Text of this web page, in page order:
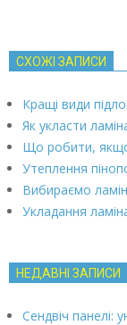
СХОЖІ ЗАПИСИ
Кращі види
Як укласти
Що робити,
Утеплення
Вибираємо
Укладання
НЕДАВНІ ЗАПИСИ
Сендвіч панелі: